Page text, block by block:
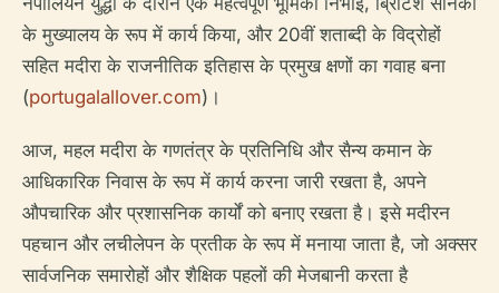
के मुख्यालय के रूप में कार्य किया, और 20वीं शताब्दी के विद्रोहों
सहित मदीरा के राजनीतिक इतिहास के प्रमुख क्षणों का गवाह बना
(portugalallover.com)।
आज, महल मदीरा के गणतंत्र के प्रतिनिधि और सैन्य कमान के
आधिकारिक निवास के रूप में कार्य करना जारी रखता है, अपने
औपचारिक और प्रशासनिक कार्यों को बनाए रखता है। इसे मदीरन
पहचान और लचीलेपन के प्रतीक के रूप में मनाया जाता है, जो अक्सर
सार्वजनिक समारोहों और शैक्षिक पहलों की मेजबानी करता है